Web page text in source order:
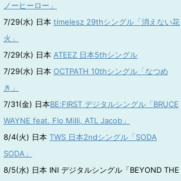
ノーヒーロー」
7/29(水) 日本 timelesz 29thシングル「消えない花
火」
7/29(水) 日本 ATEEZ 日本5thシングル
7/29(水) 日本 OCTPATH 10thシングル「なつめ
き」
7/31(金) 日本BE:FIRST デジタルシングル「BRUCE
WAYNE feat. Flo Milli, ATL Jacob」
8/4(火) 日本 TWS 日本2ndシングル「SODA
SODA」
8/5(水) 日本 INI デジタルシングル「BEYOND THE